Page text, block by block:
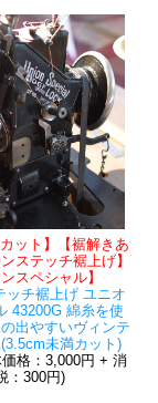
ット】【裾解きあ
ステッチ裾上げ】
ンスペシャル】
ッチ裾上げ ユニオ
43200G 綿糸を使
出やすいヴィンテ
未満カット)
格：3,000円 + 消
：300円)